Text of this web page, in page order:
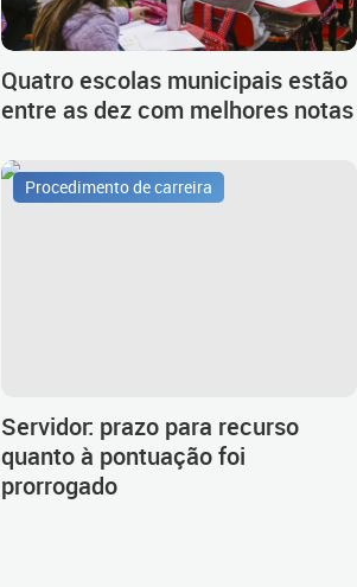
Quatro escolas municipais estão
entre as dez com melhores notas
Procedimento de carreira
Servidor: prazo para recurso
quanto à pontuação foi
prorrogado